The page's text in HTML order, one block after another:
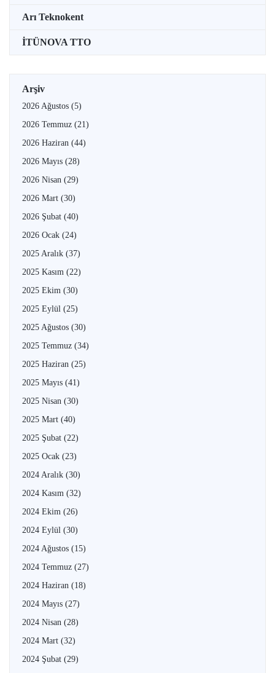
Arı Teknokent
İTÜNOVA TTO
Arşiv
2026 Ağustos (5)
2026 Temmuz (21)
2026 Haziran (44)
2026 Mayıs (28)
2026 Nisan (29)
2026 Mart (30)
2026 Şubat (40)
2026 Ocak (24)
2025 Aralık (37)
2025 Kasım (22)
2025 Ekim (30)
2025 Eylül (25)
2025 Ağustos (30)
2025 Temmuz (34)
2025 Haziran (25)
2025 Mayıs (41)
2025 Nisan (30)
2025 Mart (40)
2025 Şubat (22)
2025 Ocak (23)
2024 Aralık (30)
2024 Kasım (32)
2024 Ekim (26)
2024 Eylül (30)
2024 Ağustos (15)
2024 Temmuz (27)
2024 Haziran (18)
2024 Mayıs (27)
2024 Nisan (28)
2024 Mart (32)
2024 Şubat (29)